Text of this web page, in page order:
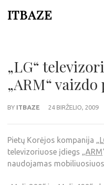
ITBAZE
„LG“
„ARM“
BY ITBAZE 24 BIRŽELIO, 2009
Pietų Korėjos kompanija „
televizoriuose įdiegs „ARM
naudojamas